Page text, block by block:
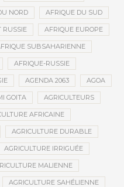
NORD AFRIQUE DU SUD
RUSSIE AFRIQUE EUROPE
SUBSAHARIENNE
AFRIQUE-RUSSIE
AGENDA 2063 AGOA
GOITA AGRICULTEURS
AFRICAINE
AGRICULTURE DURABLE
AGRICULTURE IRRIGUÉE
MALIENNE
AGRICULTURE SAHÉLIENNE